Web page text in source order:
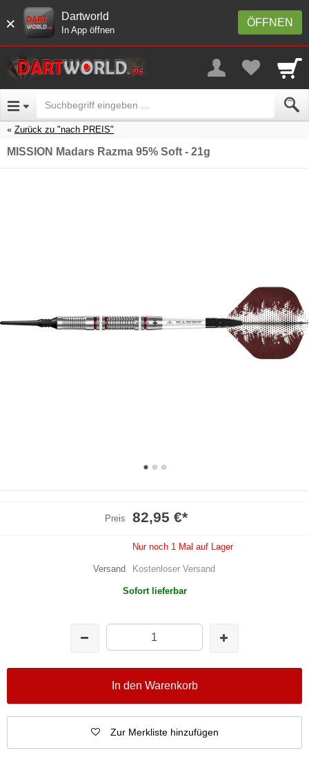
× ÖFFNEN
Dartworld
In App öffnen
Zurück zu "nach PREIS"
MISSION Madars Razma 95% Soft - 21g
Preis 82,95 €*
Nur noch 1 Mal auf Lager
Versand Kostenloser Versand
Sofort lieferbar
In den Warenkorb
Zur Merkliste hinzufügen